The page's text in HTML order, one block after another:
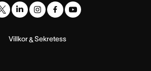
Villkor&Sekretess